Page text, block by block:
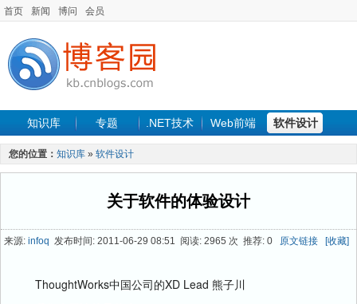
首页 新闻 博问 会员
知识库 专题 .NET技术 Web前端 软件设计
手机开发 软件工程
最新文章
您的位置： 知识库 » 软件设计
关于软件的体验设计
来源: infoq 发布时间: 2011-06-29 08:51 阅读: 2965 次 推荐: 0 原文链接 [收藏]
ThoughtWorks中国公司的XD Lead 熊子川